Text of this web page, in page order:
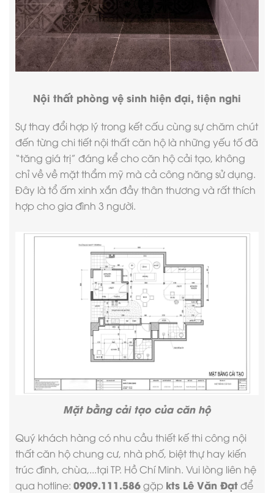
Nội thất phòng vệ sinh hiện đại, tiện nghi
Sự thay đổi hợp lý trong kết cấu cùng sự chăm chút
đến từng chi tiếtnội thất căn hộ là những yếu tố đã
“tăng giá trị” đáng kể cho căn hộ cải tạo, không
chỉ về về mặt thẩm mỹ mà cả công năng sử dụng.
Đây là tổ ấm xinh xắn đầy thân thương và rất thích
hợp cho gia đình 3 người.
Mặt bằng cải tạo của căn hộ
Quý khách hàng có nhu cầu thiết kế thi công nội
thất căn hộ chung cư, nhà phố, biệt thự hay kiến
trúc đình, chùa,...tại TP. Hồ Chí Minh. Vui lòng liên hệ
qua hotline: 0909.111.586gặp kts Lê Văn Đạtđể